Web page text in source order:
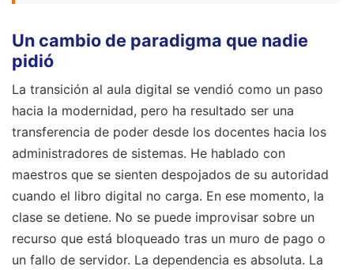
Un cambio de paradigma que nadie
pidió
La transición al aula digital se vendió como un paso
hacia la modernidad, pero ha resultado ser una
transferencia de poder desde los docentes hacia los
administradores de sistemas. He hablado con
maestros que se sienten despojados de su autoridad
cuando el libro digital no carga. En ese momento, la
clase se detiene. No se puede improvisar sobre un
recurso que está bloqueado tras un muro de pago o
un fallo de servidor. La dependencia es absoluta. La